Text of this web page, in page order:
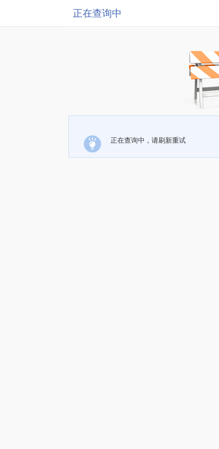
正在查询中
正在查询中，请刷新重试